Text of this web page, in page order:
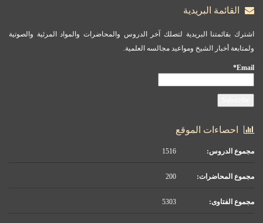
القائمة البريدية
اشترك بقائمتنا البريدية لتصلك آخر الدروس والمحاضرات والمواد المرئية والصوتية
ولمتابعة أخبار الشيخ ومواعيد مجالسه العلمية.
Email*
احصاءات الموقع
مجموع الدروس:
مجموع المحاضرات:
مجموع الفتاوى: